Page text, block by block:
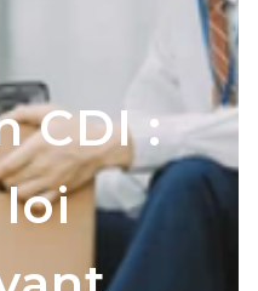
CDI :